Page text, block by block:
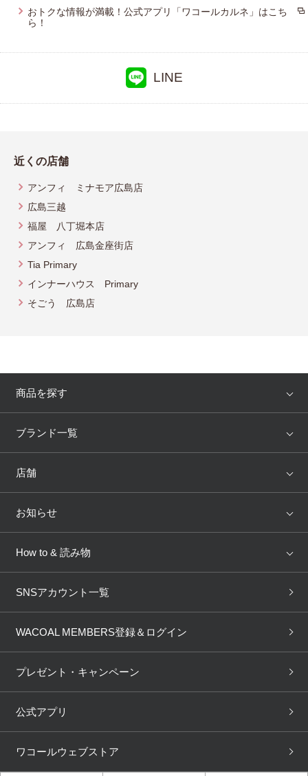
おトクな情報が満載！公式アプリ「ワコールカルネ」はこち
ら！
LINE
近くの店舗
アンフィ ミナモア広島店
広島三越
福屋 八丁堀本店
アンフィ 広島金座街店
Tia Primary
インナーハウス Primary
そごう 広島店
商品を探す
アイテム
トピックス
ブランド一覧
WACOAL
AMPHI une nana cool
OUR WACOAL
WACOAL Remamma Mens Innerwear
Licensed Brands
店舗
店舗を探す
ブラ無料診断
3Dボディスキャン
お知らせ
新着情報
商品回収
ニュース＆トピックス
How to & 読み物
下着の基礎知識
ブラパン ワコールスタイル
大人の工場見学inベトナム
人間科学研究開発センター見
学
SNSアカウント一覧
WACOAL MEMBERS登録＆ログイン
プレゼント・キャンペーン
公式アプリ
ワコールウェブストア